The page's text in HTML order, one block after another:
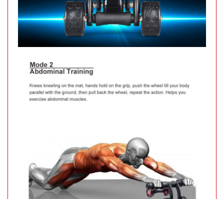
5.900 đ
TÌNH
TRẠNG:
Cân nặng :
Móc khóa